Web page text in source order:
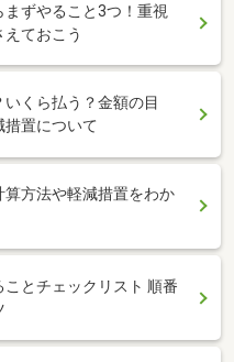
ずやること3つ！重視
ておこう
くら払う？金額の目
措置について
方法や軽減措置をわか
とチェックリスト 順番